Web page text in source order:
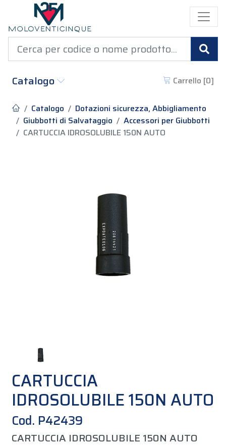
Catalogo
Carrello [0]
Catalogo
Dotazioni sicurezza, Abbigliamento
Giubbotti di Salvataggio
Accessori per Giubbotti
CARTUCCIA IDROSOLUBILE 150N AUTO
CARTUCCIA
IDROSOLUBILE 150N AUTO
Cod. P42439
CARTUCCIA IDROSOLUBILE 150N AUTO